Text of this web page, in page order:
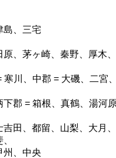
島、三宅
原、茅ヶ崎、秦野、厚木
寒川、中郡 = 大磯、二宮
下郡 = 箱根、真鶴、湯河
吉田、都留、山梨、大月
州、中央